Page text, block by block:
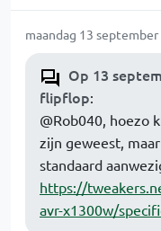
maandag 13
Op 13
flipflop:
@Rob040, hoezo
zijn geweest,
standaard
https://
avr-x1300w/